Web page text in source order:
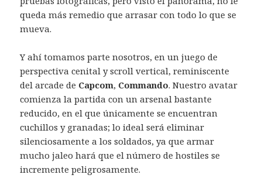
queda más remedio que arrasar con todo lo que se
mueva.
Y ahí tomamos parte nosotros, en un juego de
perspectiva cenital y scroll vertical, reminiscente
del arcade de Capcom, Commando. Nuestro avatar
comienza la partida con un arsenal bastante
reducido, en el que únicamente se encuentran
cuchillos y granadas; lo ideal será eliminar
silenciosamente a los soldados, ya que armar
mucho jaleo hará que el número de hostiles se
incremente peligrosamente.